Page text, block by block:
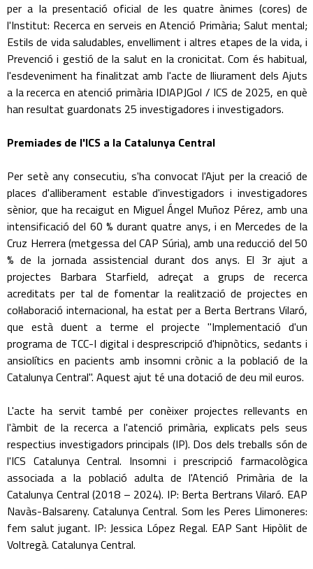
per a la presentació oficial de les quatre ànimes (cores) de
l'Institut: Recerca en serveis en Atenció Primària; Salut mental;
Estils de vida saludables, envelliment i altres etapes de la vida, i
Prevenció i gestió de la salut en la cronicitat. Com és habitual,
l'esdeveniment ha finalitzat amb l'acte de lliurament dels Ajuts
a la recerca en atenció primària IDIAPJGol / ICS de 2025, en què
han resultat guardonats 25 investigadores i investigadors.
Premiades de l'ICS a la Catalunya Central
Per setè any consecutiu, s'ha convocat l'Ajut per la creació de
places d'alliberament estable d'investigadors i investigadores
sènior, que ha recaigut en Miguel Ángel Muñoz Pérez, amb una
intensificació del 60 % durant quatre anys, i en Mercedes de la
Cruz Herrera (metgessa del CAP Súria), amb una reducció del 50
% de la jornada assistencial durant dos anys. El 3r ajut a
projectes Barbara Starfield, adreçat a grups de recerca
acreditats per tal de fomentar la realització de projectes en
col·laboració internacional, ha estat per a Berta Bertrans Vilaró,
que està duent a terme el projecte "Implementació d'un
programa de TCC-I digital i desprescripció d'hipnòtics, sedants i
ansiolítics en pacients amb insomni crònic a la població de la
Catalunya Central". Aquest ajut té una dotació de deu mil euros.
L'acte ha servit també per conèixer projectes rellevants en
l'àmbit de la recerca a l'atenció primària, explicats pels seus
respectius investigadors principals (IP). Dos dels treballs són de
l'ICS Catalunya Central. Insomni i prescripció farmacològica
associada a la població adulta de l'Atenció Primària de la
Catalunya Central (2018 – 2024). IP: Berta Bertrans Vilaró. EAP
Navàs-Balsareny. Catalunya Central. Som les Peres Llimoneres:
fem salut jugant. IP: Jessica López Regal. EAP Sant Hipòlit de
Voltregà. Catalunya Central.